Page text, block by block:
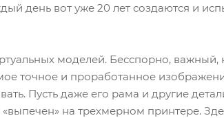
день вот уже 20 лет создаются и
моделей. Бесспорно,
точное и проработанное
Пусть даже его рама и другие
на трехмерном принтере.